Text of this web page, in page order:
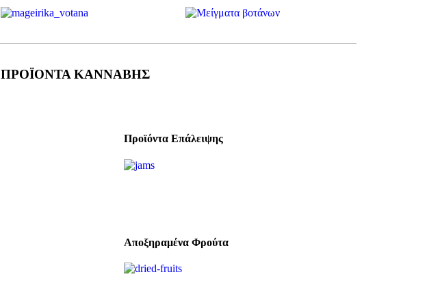
ΠΡΟΪΟΝΤΑ ΚΑΝΝΑΒΗΣ
Προϊόντα Επάλειψης
Αποξηραμένα Φρούτα